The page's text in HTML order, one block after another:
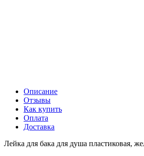
Описание
Отзывы
Как купить
Оплата
Доставка
Лейка для бака для душа пластиковая,